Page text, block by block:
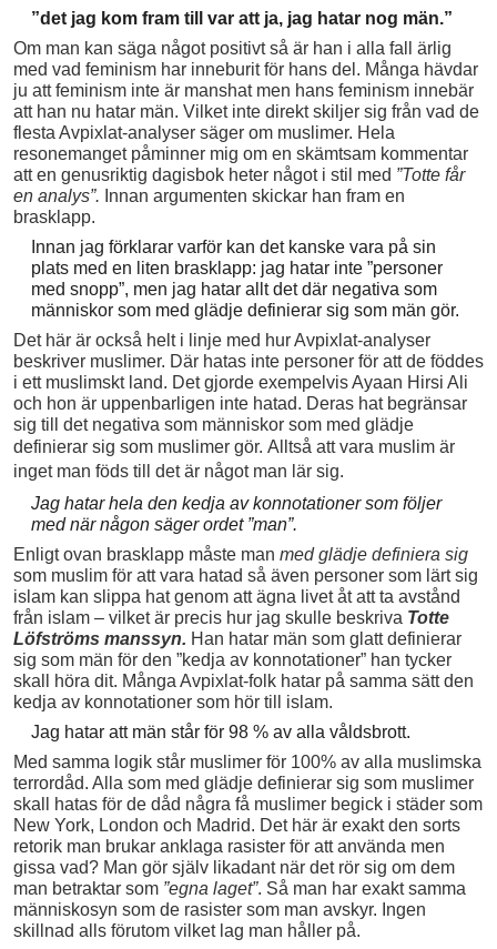
”det jag kom fram till var att ja, jag hatar nog män.”
Om man kan säga något positivt så är han i alla fall ärlig
med vad feminism har inneburit för hans del. Många hävdar
ju att feminism inte är manshat men hans feminism innebär
att han nu hatar män. Vilket inte direkt skiljer sig från vad de
flesta Avpixlat-analyser säger om muslimer. Hela
resonemanget påminner mig om en skämtsam kommentar
att en genusriktig dagisbok heter något i stil med ”Totte får
en analys”. Innan argumenten skickar han fram en
brasklapp.
Innan jag förklarar varför kan det kanske vara på sin
plats med en liten brasklapp: jag hatar inte ”personer
med snopp”, men jag hatar allt det där negativa som
människor som med glädje definierar sig som män gör.
Det här är också helt i linje med hur Avpixlat-analyser
beskriver muslimer. Där hatas inte personer för att de föddes
i ett muslimskt land. Det gjorde exempelvis Ayaan Hirsi Ali
och hon är uppenbarligen inte hatad. Deras hat begränsar
sig till det negativa som människor som med glädje
definierar sig som muslimer gör. Alltså att vara muslim är
inget man föds till det är något man lär sig.
Jag hatar hela den kedja av konnotationer som följer
med när någon säger ordet ”man”.
Enligt ovan brasklapp måste man med glädje definiera sig
som muslim för att vara hatad så även personer som lärt sig
islam kan slippa hat genom att ägna livet åt att ta avstånd
från islam – vilket är precis hur jag skulle beskriva Totte
Löfströms manssyn. Han hatar män som glatt definierar
sig som män för den ”kedja av konnotationer” han tycker
skall höra dit. Många Avpixlat-folk hatar på samma sätt den
kedja av konnotationer som hör till islam.
Jag hatar att män står för 98 % av alla våldsbrott.
Med samma logik står muslimer för 100% av alla muslimska
terrordåd. Alla som med glädje definierar sig som muslimer
skall hatas för de dåd några få muslimer begick i städer som
New York, London och Madrid. Det här är exakt den sorts
retorik man brukar anklaga rasister för att använda men
gissa vad? Man gör själv likadant när det rör sig om dem
man betraktar som ”egna laget”. Så man har exakt samma
människosyn som de rasister som man avskyr. Ingen
skillnad alls förutom vilket lag man håller på.